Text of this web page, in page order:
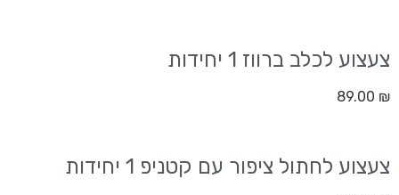
צעצוע לכלב ברווז 1 יחידות
89.00 ₪
צעצוע לחתול ציפור עם קטניפ 1 יחידות